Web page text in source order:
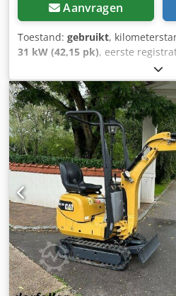
Aanvragen
Toestand: gebruikt,
31 kW (42,15 pk), eerste
geel
mechanisch, ophanging:overig,
Diesel, bouwjaar 2019, 2.500
mobiele rupsgraver,
snelwisselsysteem Lehnhoff,
graafbak 60 cm. VOOR ONS ZIJN
BESLISSEND, DE PRIJS KOMT OP
verdere vragen kunt u contact
op het genoemde nummer. //
FINANCIERING VAN UW
gegevens zonder garantie.
onze homepage. De
geen garantie en zijn niet
koopcontract dat bij de dealer
bindend. Fouten en tussentijdse
Credpovicyysfx Ai Sof